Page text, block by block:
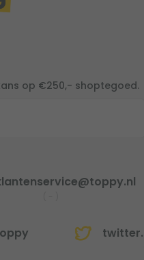
op €250,- shoptegoed.